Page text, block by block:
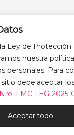
Ley de Protección
nuestra política
personales. Para
debe aceptar
FMC-LEG-2025-
Aceptar todo